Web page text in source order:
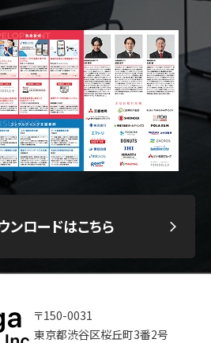
ンロードはこちら
〒150-0031
東京都渋谷区桜丘町3番2号